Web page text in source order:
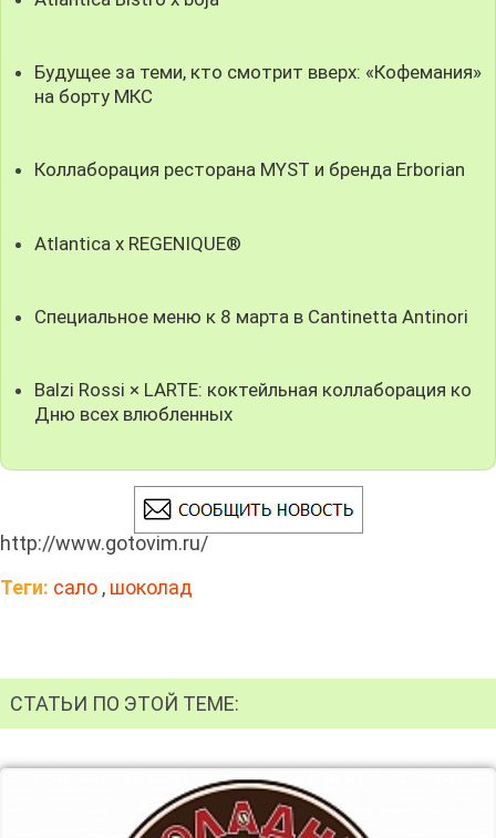
Будущее за теми, кто смотрит вверх: «Кофемания»
на борту МКС
Коллаборация ресторана MYST и бренда Erborian
Atlantica x REGENIQUE®
Специальное меню к 8 марта в Cantinetta Antinori
Balzi Rossi × LARTE: коктейльная коллаборация ко
Дню всех влюбленных
http://www.gotovim.ru/
Теги: сало , шоколад
СТАТЬИ ПО ЭТОЙ ТЕМЕ: